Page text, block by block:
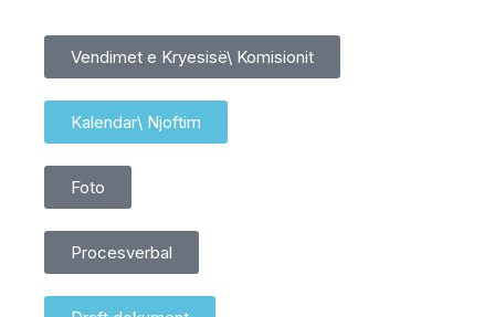
Vendimet e Kryesisë\ Komisionit
Kalendar\ Njoftim
Foto
Procesverbal